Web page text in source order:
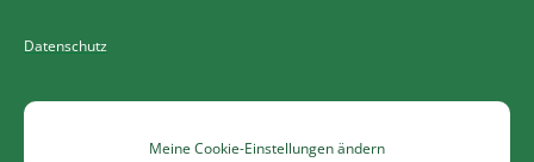
Datenschutz
Meine Cookie-Einstellungen ändern